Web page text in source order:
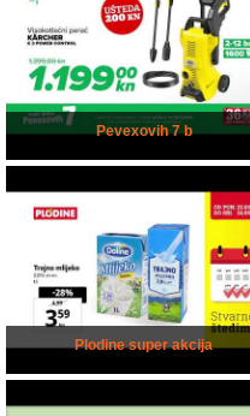
Pevexovih 7 b
Plodine super akcija